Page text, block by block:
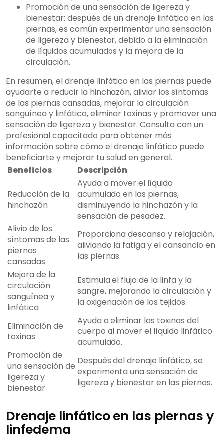
Promoción de una sensación de ligereza y
bienestar: después de un drenaje linfático en las
piernas, es común experimentar una sensación
de ligereza y bienestar, debido a la eliminación
de líquidos acumulados y la mejora de la
circulación.
En resumen, el drenaje linfático en las piernas puede
ayudarte a reducir la hinchazón, aliviar los síntomas
de las piernas cansadas, mejorar la circulación
sanguínea y linfática, eliminar toxinas y promover una
sensación de ligereza y bienestar. Consulta con un
profesional capacitado para obtener más
información sobre cómo el drenaje linfático puede
beneficiarte y mejorar tu salud en general.
Beneficios
Descripción
Reducción de la
hinchazón
Ayuda a mover el líquido
acumulado en las piernas,
disminuyendo la hinchazón y la
sensación de pesadez.
Alivio de los
síntomas de las
piernas
cansadas
Proporciona descanso y relajación,
aliviando la fatiga y el cansancio en
las piernas.
Mejora de la
circulación
sanguínea y
linfática
Estimula el flujo de la linfa y la
sangre, mejorando la circulación y
la oxigenación de los tejidos.
Eliminación de
toxinas
Ayuda a eliminar las toxinas del
cuerpo al mover el líquido linfático
acumulado.
Promoción de
una sensación de
ligereza y
bienestar
Después del drenaje linfático, se
experimenta una sensación de
ligereza y bienestar en las piernas.
Drenaje linfático en las piernas y
linfedema